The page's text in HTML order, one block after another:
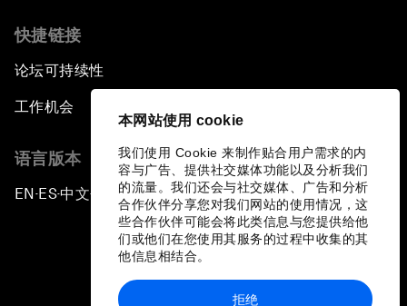
本网站使用 cookie
我们使用 Cookie 来制作贴合用户需求的内
容与广告、提供社交媒体功能以及分析我们
的流量。我们还会与社交媒体、广告和分析
合作伙伴分享您对我们网站的使用情况，这
些合作伙伴可能会将此类信息与您提供给他
们或他们在您使用其服务的过程中收集的其
他信息相结合。
拒绝
快捷链接
论坛可持续性
工作机会
语言版本
EN ▪ES▪中文▪ 日本語